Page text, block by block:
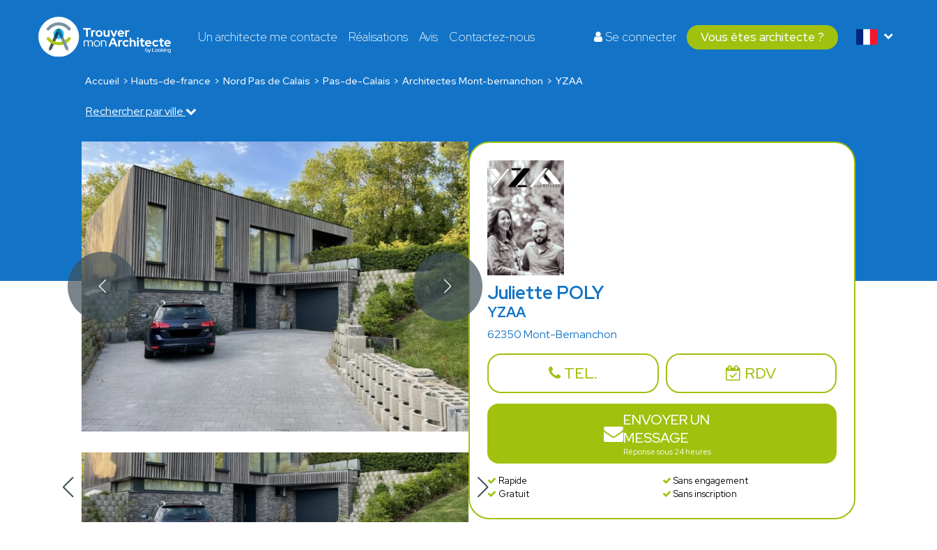
Un architecte me contacte Réalisations Avis Contactez-nous Se connecter Vous êtes architecte ?
Accueil Hauts-de-france Nord Pas de Calais Pas-de-Calais Architectes Mont-bernanchon YZAA
Rechercher par ville
Juliette POLY
YZAA
62350 Mont-Bernanchon
TEL. RDV
ENVOYER UN
MESSAGE
Réponse sous 24 heures
Rapide
Sans engagement
Gratuit
Sans inscription